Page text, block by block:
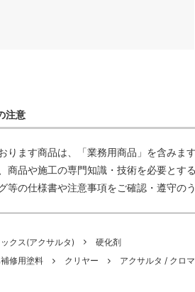
注意
ります商品は、「業務用商品」を含みま
商品や施工の専門知識・技術を必要とす
等の仕様書や注意事項をご確認・遵守の
クス(アクサルタ)
硬化剤
修用塗料
クリヤー アクサルタ / クロ